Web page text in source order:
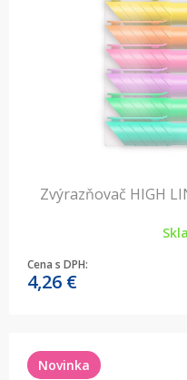
Zvýrazňovač HIGH
Cena s DPH:
4,26 €
Novinka